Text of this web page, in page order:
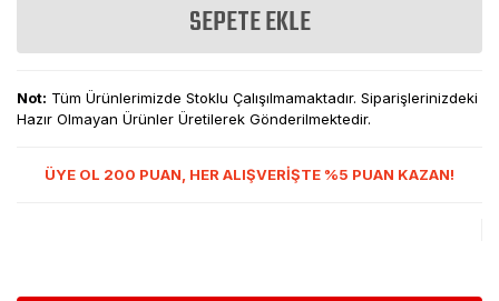
SEPETE EKLE
Not: Tüm Ürünlerimizde Stoklu Çalışılmamaktadır. Siparişlerinizdeki
Hazır Olmayan Ürünler Üretilerek Gönderilmektedir.
ÜYE OL 200 PUAN, HER ALIŞVERİŞTE %5 PUAN KAZAN!